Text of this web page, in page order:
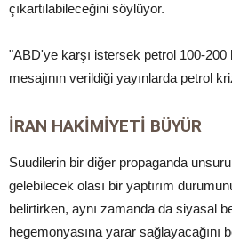
çıkartılabileceğini söylüyor.
"ABD'ye karşı istersek petrol 100-200
mesajının verildiği yayınlarda petrol
İRAN HAKİMİYETİ BÜYÜR
Suudilerin bir diğer propaganda
gelebilecek olası bir yaptırım
belirtirken, aynı zamanda da siyasal
hegemonyasına yarar sağlayacağını